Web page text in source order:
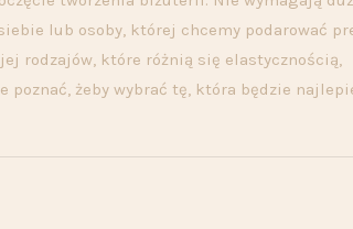
lub osoby, której chcemy podarować
rodzajów, które różnią się elastycznością,
żeby wybrać tę, która będzie